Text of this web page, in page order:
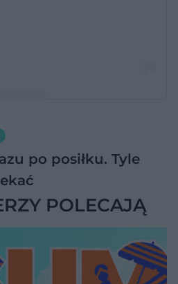
Rodzinny ?‍⚕️??
po posiłku. Tyle
POLECAJĄ